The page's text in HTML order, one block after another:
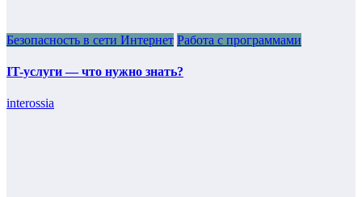
Безопасность в сети Интернет Работа с программами
IT-услуги — что нужно знать?
interossia